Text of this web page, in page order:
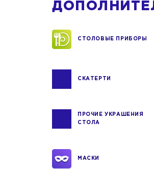
СТОЛОВЫЕ ПРИБОРЫ
СКАТЕРТИ
ПРОЧИЕ УКРАШЕНИЯ
СТОЛА
МАСКИ